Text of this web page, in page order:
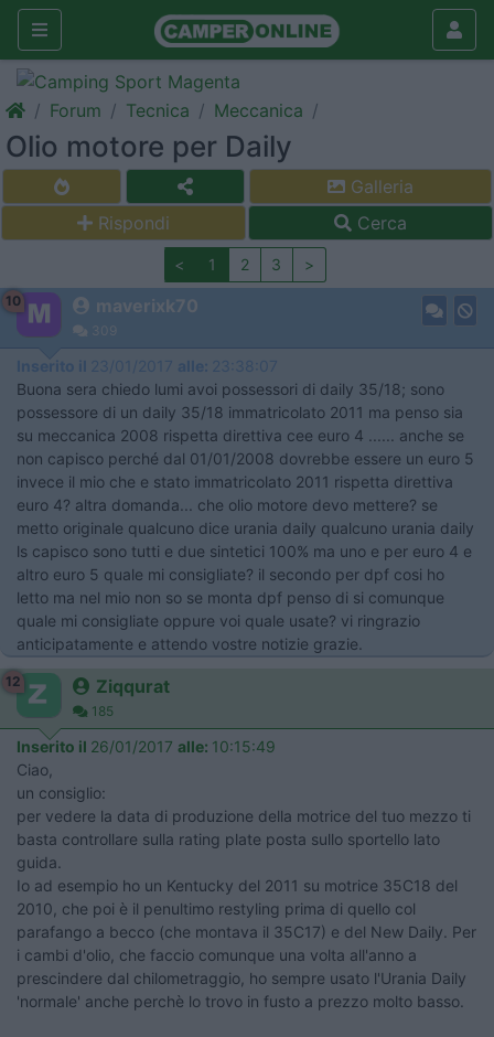
Forum Tecnica Meccanica
Olio motore per Daily
Galleria
Rispondi
Cerca
< 1 2 3 >
10 maverixk70
309
Inserito il 23/01/2017 alle: 23:38:07
Buona sera chiedo lumi avoi possessori di daily 35/18; sono
possessore di un daily 35/18 immatricolato 2011 ma penso sia
su meccanica 2008 rispetta direttiva cee euro 4 ...... anche se
non capisco perché dal 01/01/2008 dovrebbe essere un euro 5
invece il mio che e stato immatricolato 2011 rispetta direttiva
euro 4? altra domanda... che olio motore devo mettere? se
metto originale qualcuno dice urania daily qualcuno urania daily
ls capisco sono tutti e due sintetici 100% ma uno e per euro 4 e
altro euro 5 quale mi consigliate? il secondo per dpf cosi ho
letto ma nel mio non so se monta dpf penso di si comunque
quale mi consigliate oppure voi quale usate? vi ringrazio
anticipatamente e attendo vostre notizie grazie.
12 Ziqqurat
185
Inserito il 26/01/2017 alle: 10:15:49
Ciao,
un consiglio:
per vedere la data di produzione della motrice del tuo mezzo ti
basta controllare sulla rating plate posta sullo sportello lato
guida.
Io ad esempio ho un Kentucky del 2011 su motrice 35C18 del
2010, che poi è il penultimo restyling prima di quello col
parafango a becco (che montava il 35C17) e del New Daily. Per
i cambi d'olio, che faccio comunque una volta all'anno a
prescindere dal chilometraggio, ho sempre usato l'Urania Daily
'normale' anche perchè lo trovo in fusto a prezzo molto basso.